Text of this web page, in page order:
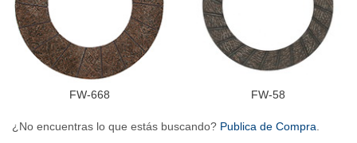
FW-668 FW-58
¿No encuentras lo que estás buscando? Publica de Compra